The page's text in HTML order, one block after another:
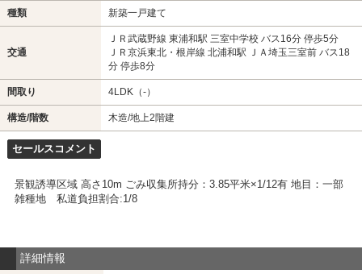
種類 新築一戸建て
交通
ＪＲ武蔵野線 東浦和駅 三室中学校 バス16分 停歩5分
ＪＲ京浜東北・根岸線 北浦和駅 ＪＡ埼玉三室前 バス18
分 停歩8分
間取り 4LDK（-）
構造/階数 木造/地上2階建
セールスコメント
景観誘導区域 高さ10m ごみ収集所持分：3.85平米×1/12有 地目：一部
雑種地 私道負担割合:1/8
詳細情報